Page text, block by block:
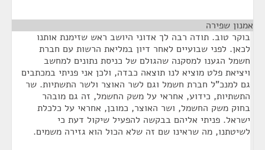
אמנון שפירה
בוקר טוב. תודה רבה לך אדוני היושב ראש שזימנת אותנו
לכאן. לפני שבועיים לאחר דיון במליאת הרשות עם חברת
חשמל הגענו למסקנה שהגולם של כניסת נתונים למחשב
ויציאת פלט מוציא לנו תוצאה כבדה, ולכן אני פניתי במכתבים
גם למנכ"ל חברת חשמל וגם לשר האוצר ולשר התשתיות. שר
התשתיות, כידוע, אחראי על משק החשמל, זה גם מובהר
בחוק משק החשמל, ושר האוצר, כמובן, אחראי על כלכלת
ישראל. פניתי אליהם בבקשה להפעיל שיקול דעת כי
לשיטתנו, מה שראינו שם זה שלא הכול הוא גזירה משמים.